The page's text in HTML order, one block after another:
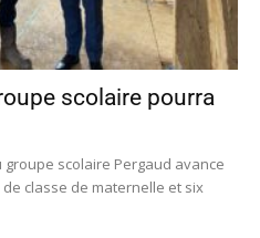
scolaire pourra
scolaire Pergaud avance
classe de maternelle et six